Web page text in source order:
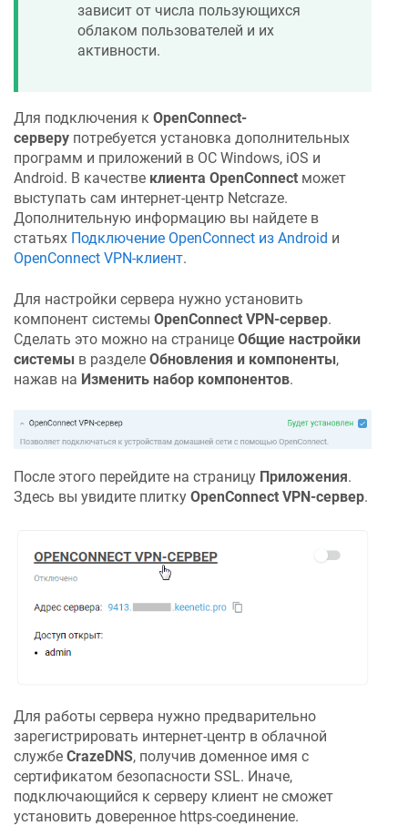
зависит от числа пользующихся
облаком пользователей и их
активности.
Для подключения к OpenConnect-
серверу потребуется установка дополнительных
программ и приложений в ОС Windows, iOS и
Android. В качестве клиента OpenConnect может
выступать сам интернет-центр Netcraze.
Дополнительную информацию вы найдете в
статьях Подключение OpenConnect из Android и
OpenConnect VPN-клиент.
Для настройки сервера нужно установить
компонент системы OpenConnect VPN-сервер.
Сделать это можно на странице Общие настройки
системы в разделе Обновления и компоненты,
нажав на Изменить набор компонентов.
После этого перейдите на страницу Приложения.
Здесь вы увидите плитку OpenConnect VPN-сервер.
Для работы сервера нужно предварительно
зарегистрировать интернет-центр в облачной
службе CrazeDNS, получив доменное имя с
сертификатом безопасности SSL. Иначе,
подключающийся к серверу клиент не сможет
установить доверенное https-соединение.